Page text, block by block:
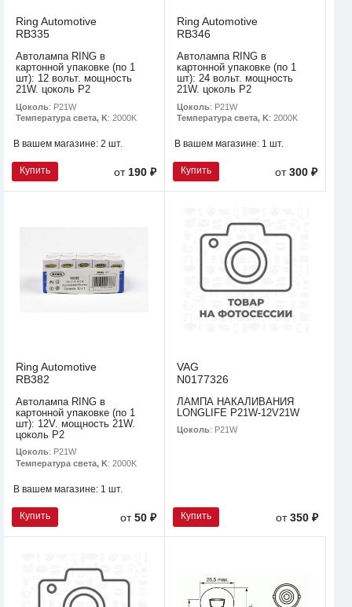
Ring Automotive
RB335
Автолампа RING в
картонной упаковке (по 1
шт): 12 вольт. мощность
21W. цоколь P2
Цоколь: P21W
Температура света, K: 2000K
В вашем магазине: 2 шт.
Купить от190 ₽
Ring Automotive
RB346
Автолампа RING в
картонной упаковке (по 1
шт): 24 вольт. мощность
21W. цоколь P2
Цоколь: P21W
Температура света, K: 2000K
В вашем магазине: 1 шт.
Купить от300 ₽
Ring Automotive
RB382
Автолампа RING в
картонной упаковке (по 1
шт): 12V. мощность 21W.
цоколь P2
Цоколь: P21W
Температура света, K: 2000K
В вашем магазине: 1 шт.
Купить от50 ₽
VAG
N0177326
ЛАМПА НАКАЛИВАНИЯ
LONGLIFE P21W-12V21W
Цоколь: P21W
Купить от350 ₽